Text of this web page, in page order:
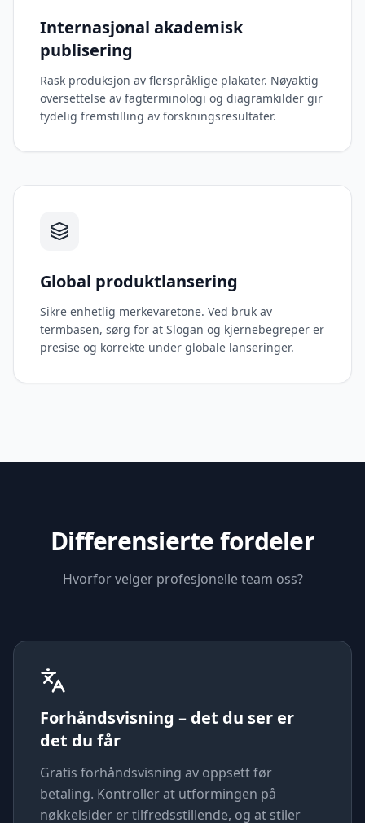
Internasjonal akademisk
publisering
Rask produksjon av flerspråklige plakater. Nøyaktig
oversettelse av fagterminologi og diagramkilder gir
tydelig fremstilling av forskningsresultater.
Global produktlansering
Sikre enhetlig merkevaretone. Ved bruk av
termbasen, sørg for at Slogan og kjernebegreper er
presise og korrekte under globale lanseringer.
Differensierte fordeler
Hvorfor velger profesjonelle team oss?
Forhåndsvisning – det du ser er
det du får
Gratis forhåndsvisning av oppsett før
betaling. Kontroller at utformingen på
nøkkelsider er tilfredsstillende, og at stiler